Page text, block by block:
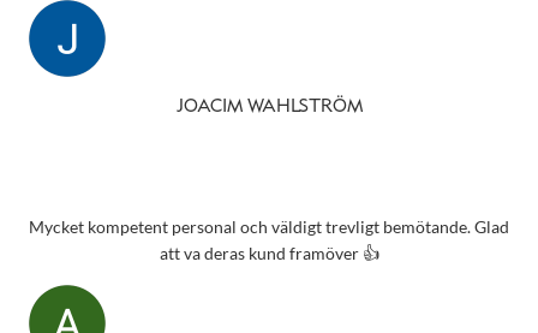
JOACIM WAHLSTRÖM
Mycket kompetent personal och väldigt trevligt bemötande. Glad
att va deras kund framöver 👍